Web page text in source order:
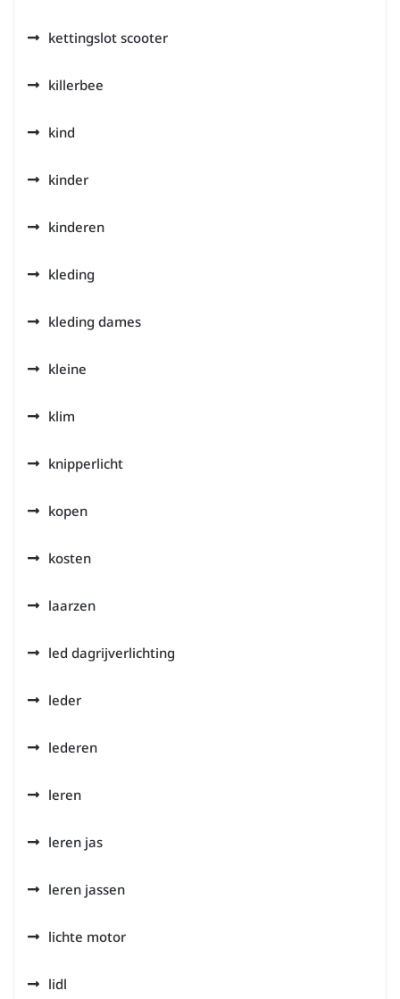
kettingslot scooter
killerbee
kind
kinder
kinderen
kleding
kleding dames
kleine
klim
knipperlicht
kopen
kosten
laarzen
led dagrijverlichting
leder
lederen
leren
leren jas
leren jassen
lichte motor
lidl